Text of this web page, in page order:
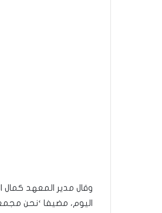
وقال مدير المعهد كمال
اليوم، مضيفا ‘نحن